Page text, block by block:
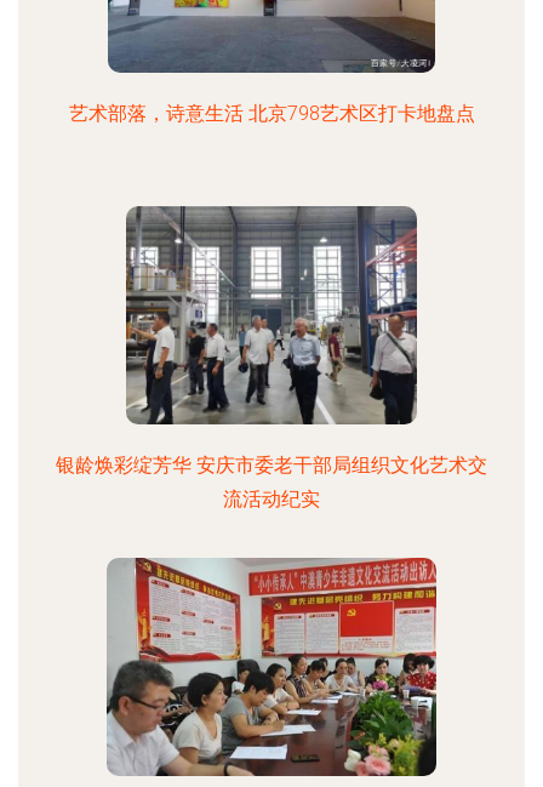
艺术部落，诗意生活 北京798艺术区打卡地盘点
银龄焕彩绽芳华 安庆市委老干部局组织文化艺术交
流活动纪实